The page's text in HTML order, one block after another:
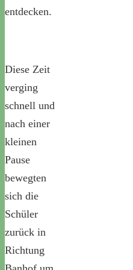
entdecken.
Diese Zeit
verging
schnell und
nach einer
kleinen
Pause
bewegten
sich die
Schüler
zurück in
Richtung